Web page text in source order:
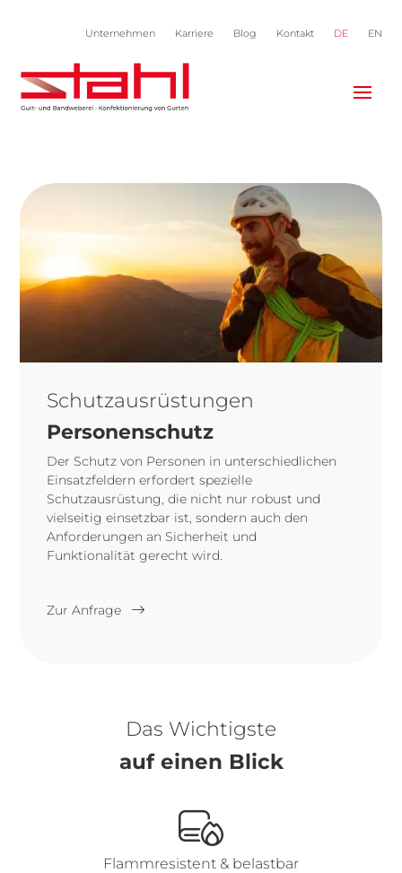
Unternehmen Karriere Blog Kontakt DE EN
Schutzausrüstungen
Personenschutz
Der Schutz von Personen in unterschiedlichen
Einsatzfeldern erfordert spezielle
Schutzausrüstung, die nicht nur robust und
vielseitig einsetzbar ist, sondern auch den
Anforderungen an Sicherheit und
Funktionalität gerecht wird.
Zur Anfrage
Das Wichtigste
auf einen Blick
Flammresistent & belastbar